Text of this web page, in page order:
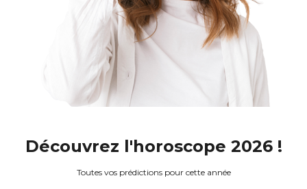
Découvrez l'horoscope 2026 !
Toutes vos prédictions pour cette année